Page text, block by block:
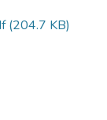
(204.7 KB)